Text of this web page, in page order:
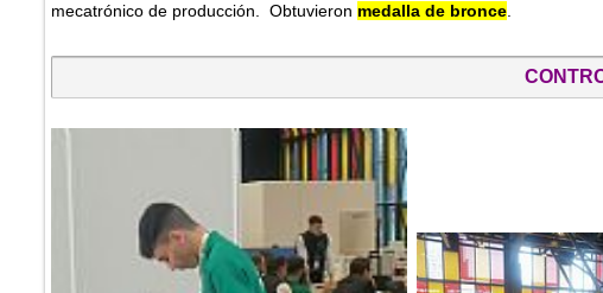
mecatrónico de producción. Obtuvieron medalla de bronce.